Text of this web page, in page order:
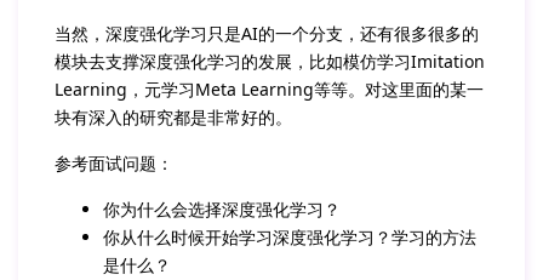
当然，深度强化学习只是AI的一个分支，还有很多很多的
模块去支撑深度强化学习的发展，比如模仿学习Imitation
Learning，元学习Meta Learning等等。对这里面的某一
块有深入的研究都是非常好的。
参考面试问题：
你为什么会选择深度强化学习？
你从什么时候开始学习深度强化学习？学习的方法
是什么？